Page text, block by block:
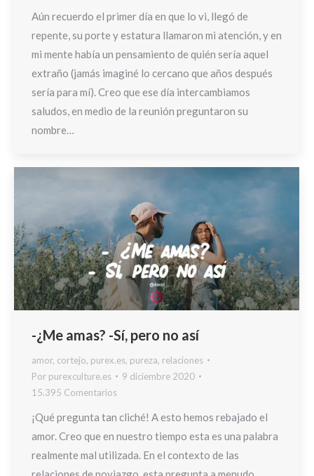
Aún recuerdo el primer día en que lo vi, llegó de
repente, su porte y estatura llamaron mi atención, y en
mi mente había un pensamiento de quién sería aquel
extraño (jamás imaginé lo cercano que años después
sería para mí). Creo que ese día intercambiamos
saludos, en medio de la reunión preguntaron su
nombre…
-¿Me amas? -Sí, pero no así
amor, cortejo, purex.es, pureza, relaciones
Por purexculture.es
9 diciembre 2020
15.395 Comentarios
¡Qué pregunta tan cliché! A esto hemos rebajado el
amor. Creo que en nuestro tiempo esta es una palabra
realmente mal utilizada. En el contexto de las